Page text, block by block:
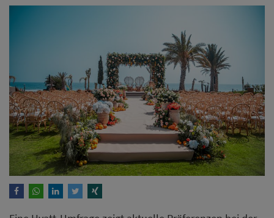
Eine Hyatt-Umfrage zeigt aktuelle Präferenzen bei der
Hochzeitsplanung und beziffert das durchschnittliche
Budget in Deutschland auf rund 30.000 Euro. Neben
der Standortwahl gewinnen neue Reiseformen rund
um die Flitterwochen an Bedeutung.
Weiterlesen
Habyt startet mit Aparthotel
in Wien